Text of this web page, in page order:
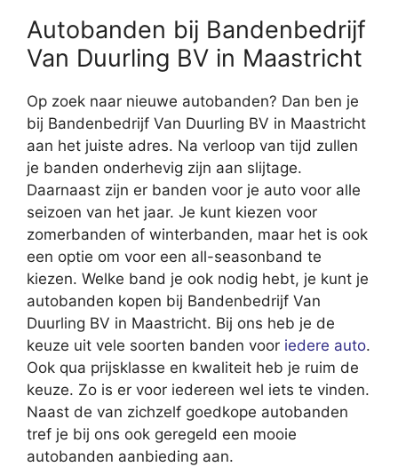
Autobanden bij Bandenbedrijf
Van Duurling BV in Maastricht
Op zoek naar nieuwe autobanden? Dan ben je
bij Bandenbedrijf Van Duurling BV in Maastricht
aan het juiste adres. Na verloop van tijd zullen
je banden onderhevig zijn aan slijtage.
Daarnaast zijn er banden voor je auto voor alle
seizoen van het jaar. Je kunt kiezen voor
zomerbanden of winterbanden, maar het is ook
een optie om voor een all-seasonband te
kiezen. Welke band je ook nodig hebt, je kunt je
autobanden kopen bij Bandenbedrijf Van
Duurling BV in Maastricht. Bij ons heb je de
keuze uit vele soorten banden voor iedere auto.
Ook qua prijsklasse en kwaliteit heb je ruim de
keuze. Zo is er voor iedereen wel iets te vinden.
Naast de van zichzelf goedkope autobanden
tref je bij ons ook geregeld een mooie
autobanden aanbieding aan.